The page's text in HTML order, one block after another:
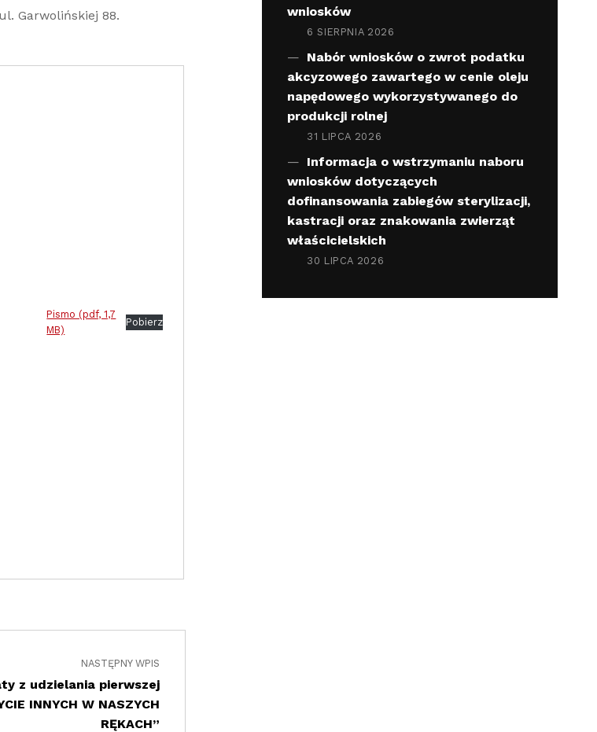
Garwolińskiej 88.
Pismo (pdf, 1,7
MB)
Pobierz
NASTĘPNY WPIS
z udzielania pierwszej
INNYCH W NASZYCH
RĘKACH”
wniosków
6 SIERPNIA 2026
Nabór wniosków o zwrot podatku
akcyzowego zawartego w cenie oleju
napędowego wykorzystywanego do
produkcji rolnej
31 LIPCA 2026
Informacja o wstrzymaniu naboru
wniosków dotyczących
dofinansowania zabiegów sterylizacji,
kastracji oraz znakowania zwierząt
właścicielskich
30 LIPCA 2026